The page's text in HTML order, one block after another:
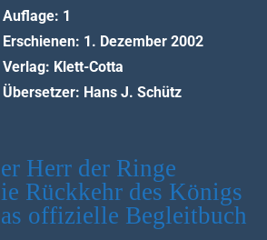
Auflage: 1
Erschienen: 1. Dezember 2002
Verlag: Klett-Cotta
Übersetzer: Hans J. Schütz
Herr der Ringe
Rückkehr des Königs
offizielle Begleitbuch